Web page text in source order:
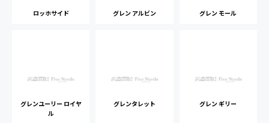
ロッホサイド グレン アルビン グレン モール
グレンユーリー ロイヤ
ル
グレンタレット グレン ギリー